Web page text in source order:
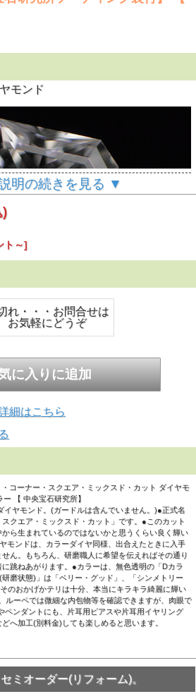
モンド
た。
。画像では黒く見える部分があり
ラキラ輝くキレイなダイヤモンドで
明の続きを見る ▼
)
ト～]
れ・・・お問合せは
お気軽にどうぞ
細はこちら
コーナー・スクエア・ミックスド・カット ダイヤモ
【 中央宝石研究所】
イヤモンド。(ガードルは含んでいません。)●正式名
クエア・ミックスド・カット」です。●このカット
ら生まれているのではないかと思うくらい良く輝い
モンドは、カラーダイヤ同様、出合えたときに入手
ん。もちろん、研磨職人に希望を伝えればその通り
跳ねあがります。●カラーは、無色透明の「Dカラ
磨状態)」は「ベリー・グッド」、「シンメトリー
のおかげかテリは十分、本当にキラキラ綺麗に輝い
ルーペでは微細な内包物等を確認できますが、肉眼で
ペンダントにも、片耳用ピアスや片耳用イヤリング
へ加工(別料金)しても楽しめると思います。
ミオーダー(リフォーム)。